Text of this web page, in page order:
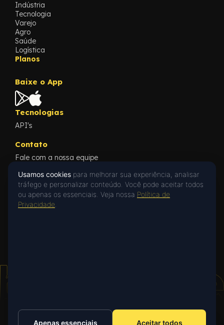
Indústria
Tecnologia
Varejo
Agro
Saúde
Logística
Planos
Baixe o App
Tecnologias
API's
Contato
Fale com a nossa equipe
Blog
Cases
What's New
Privacidade
Usamos cookies para melhorar sua experiência, analisar
tráfego e personalizar conteúdo. Você pode aceitar todos
ou apenas os essenciais. Veja nossa Política de
Privacidade
Apenas essenciais Aceitar todos
Oi! 👋 Posso ajudar?